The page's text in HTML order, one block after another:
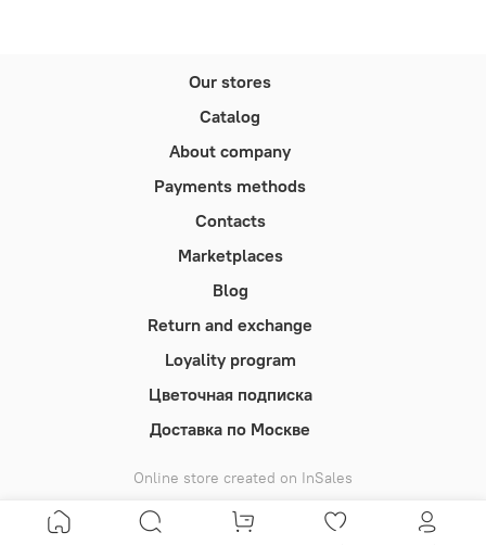
Our stores
Catalog
About company
Payments methods
Contacts
Marketplaces
Blog
Return and exchange
Loyality program
Цветочная подписка
Доставка по Москве
Online store created on InSales